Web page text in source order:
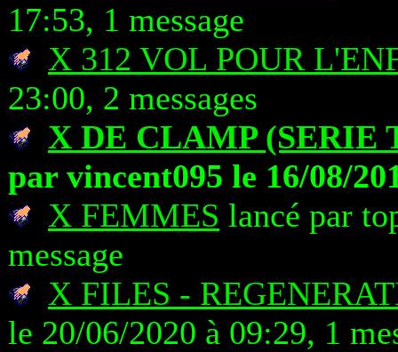
17:53, 1 message
X 312 VOL POUR
23:00, 2 messages
X DE CLAMP (SERIE
par vincent095 le 16/08/
X FEMMES lancé par
message
X FILES -
le 20/06/2020 à 09:29, 1